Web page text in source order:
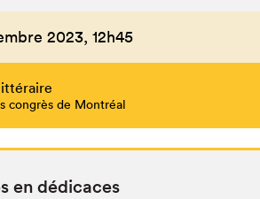
2023, 12h45
congrès de Montréal
en dédicaces